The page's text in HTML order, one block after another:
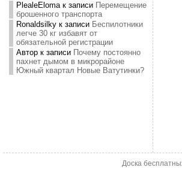
PlealeElomaк записи Перемещение
брошенного транспорта
Ronaldsilkyк записи Беспилотники
легче 30 кг избавят от
обязательной регистрации
Авторк записи Почему постоянно
пахнет дымом в микрорайоне
Южный квартал Новые Ватутинки?
Доска